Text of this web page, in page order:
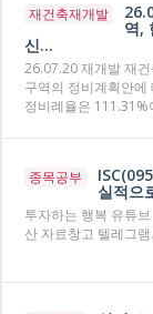
재건축재개발
역,
신…
26.07.20 재개발 재
구역의 정비계획안
정비례율은
종목공부
실적으
투자하는 행복 유튜
산 자료창고 텔레그